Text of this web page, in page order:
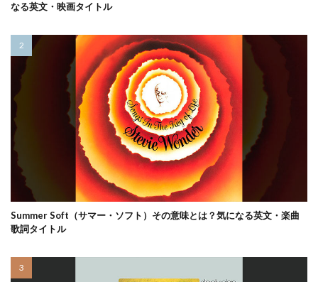
なる英文・映画タイトル
Summer Soft（サマー・ソフト）その意味とは？気になる英文・楽曲
歌詞タイトル